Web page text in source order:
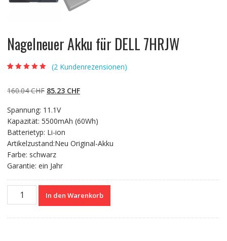
Nagelneuer Akku für DELL 7HRJW
basierend auf
Kundenbewertun
(2 Kundenrezensionen)
160.04CHF Ursprünglicher
war:
160.04 CHF
85.23 CHFAktueller
85.23 CHF.
Spannung: 11.1V
Kapazität: 5500mAh (60Wh)
Batterietyp: Li-ion
Artikelzustand:Neu Original-Akku
Farbe: schwarz
Garantie: ein Jahr
Nagelneuer
In den Warenkorb